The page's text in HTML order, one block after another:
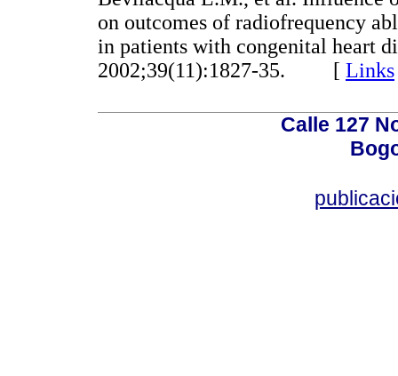
on outcomes of radiofrequency
in patients with congenital heart
2002;39(11):1827-35. [ Links
Calle 127